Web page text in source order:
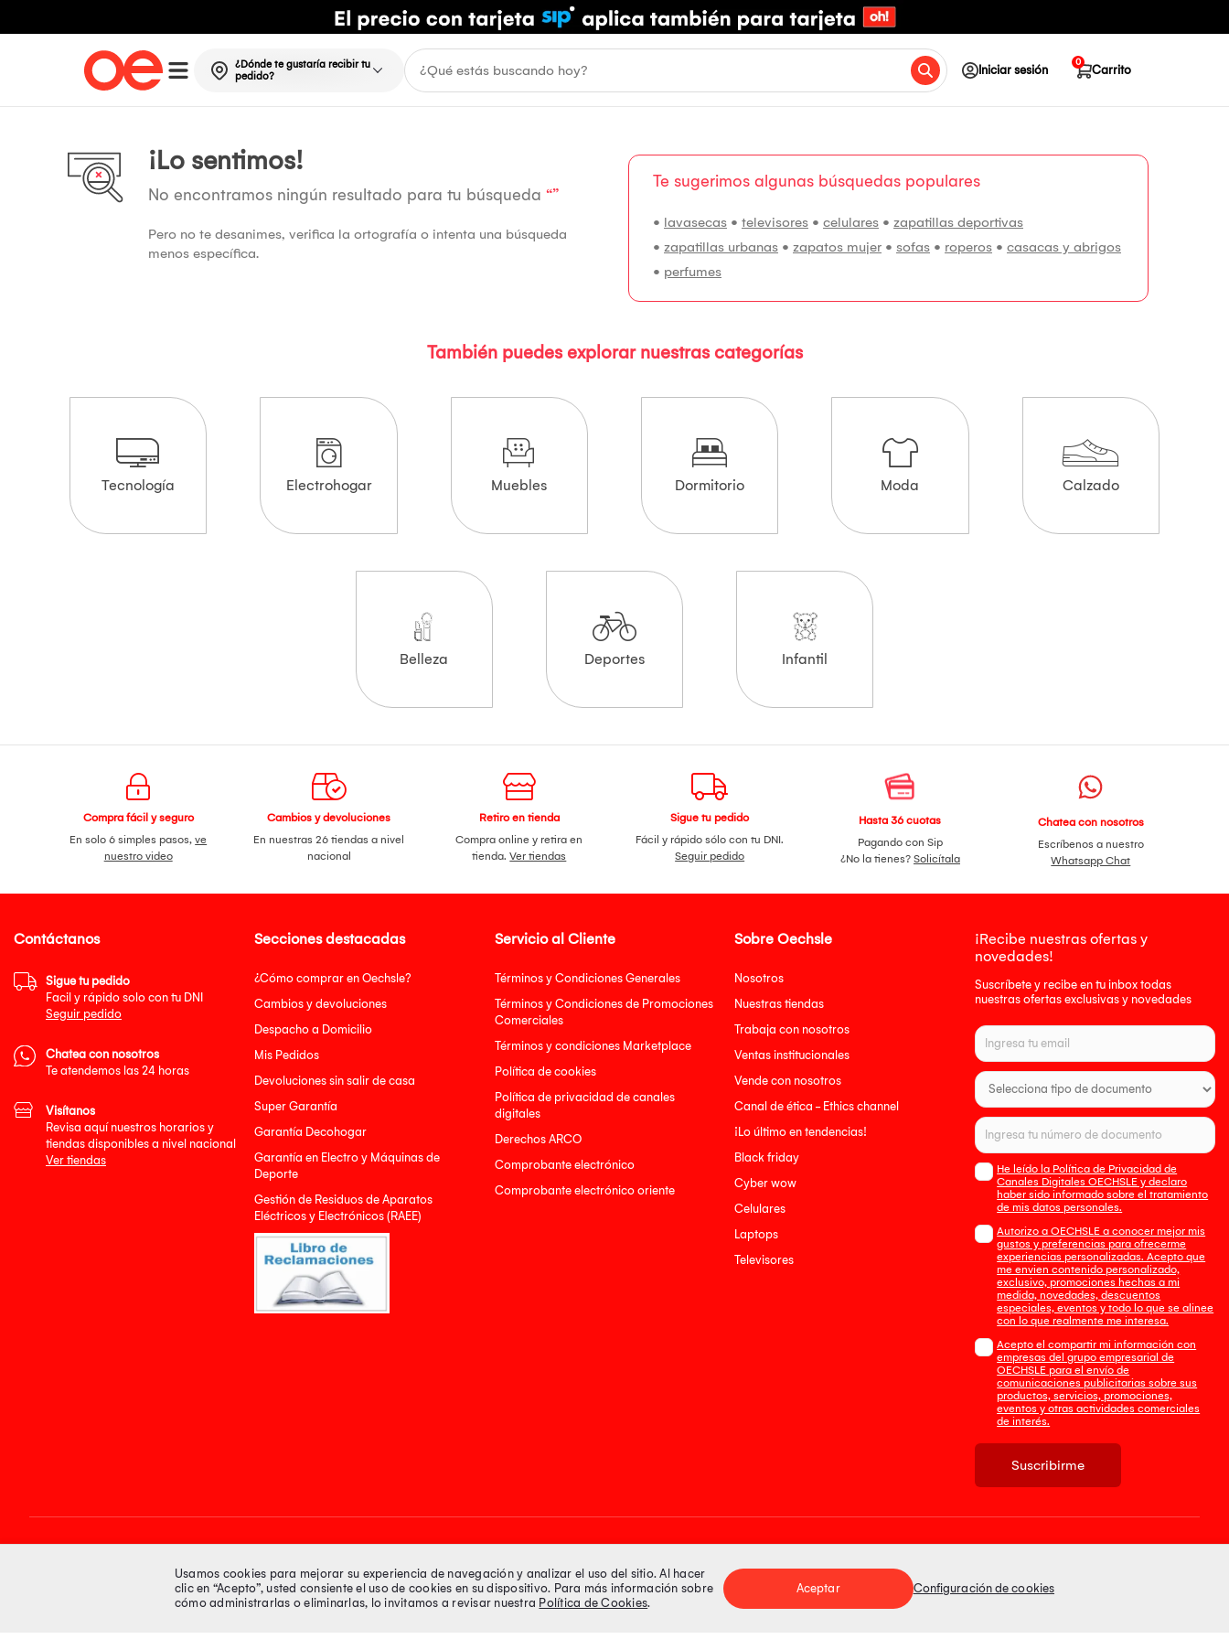
¿Dónde te gustaría recibir tu
pedido?
Iniciar sesión Carrito
0
¡Lo sentimos!
No encontramos ningún resultado para tu búsqueda “”
Pero no te desanimes, verifica la ortografía o intenta una búsqueda
menos específica.
Te sugerimos algunas búsquedas populares
• lavasecas • televisores • celulares • zapatillas deportivas
• zapatillas urbanas • zapatos mujer • sofas • roperos • casacas y abrigos
• perfumes
También puedes explorar nuestras categorías
Tecnología Electrohogar Muebles Dormitorio Moda Calzado
Belleza Deportes Infantil
Compra fácil y seguro
En solo 6 simples pasos,ve
nuestro video
Cambios y devoluciones
En nuestras 26 tiendas a nivel
nacional
Retiro en tienda
Compra online y retira en
tienda.Ver tiendas
Sigue tu pedido
Fácil y rápido sólo con tu DNI.
Seguir pedido
Hasta 36 cuotas
Pagando con Sip
¿No la tienes? Solicítala
Chatea con nosotros
Escríbenos a nuestro
Whatsapp Chat
Secciones destacadas
¿Cómo comprar en Oechsle?
Cambios y devoluciones
Despacho a Domicilio
Mis Pedidos
Devoluciones sin salir de casa
Super Garantía
Garantía Decohogar
Garantía en Electro y Máquinas de
Deporte
Gestión de Residuos de Aparatos
Eléctricos y Electrónicos (RAEE)
Servicio al Cliente
Términos y Condiciones Generales
Términos y Condiciones de Promociones
Comerciales
Términos y condiciones Marketplace
Política de cookies
Política de privacidad de canales
digitales
Derechos ARCO
Comprobante electrónico
Comprobante electrónico oriente
Sobre Oechsle
Nosotros
Nuestras tiendas
Trabaja con nosotros
Ventas institucionales
Vende con nosotros
Canal de ética - Ethics channel
¡Lo último en tendencias!
Black friday
Cyber wow
Celulares
Laptops
Televisores
¡Recibe nuestras ofertas y
novedades!
Suscríbete y recibe en tu inbox todas
nuestras ofertas exclusivas y novedades
He leído la Política de Privacidad de
Canales Digitales OECHSLE y declaro
haber sido informado sobre el tratamiento
de mis datos personales.
Autorizo a OECHSLE a conocer mejor mis
gustos y preferencias para ofrecerme
experiencias personalizadas. Acepto que
me envien contenido personalizado,
exclusivo, promociones hechas a mi
medida, novedades, descuentos
especiales, eventos y todo lo que se alinee
con lo que realmente me interesa.
Acepto el compartir mi información con
empresas del grupo empresarial de
OECHSLE para el envío de
comunicaciones publicitarias sobre sus
productos, servicios, promociones,
eventos y otras actividades comerciales
de interés.
Suscribirme
Contáctanos
Sigue tu pedido
Facil y rápido solo con tu DNI
Seguir pedido
Chatea con nosotros
Te atendemos las 24 horas
Visítanos
Revisa aquí nuestros horarios y
tiendas disponibles a nivel nacional
Ver tiendas
Síguenos en Medios de pago Tienda 100% Segura
Usamos cookies para mejorar su experiencia de navegación y analizar el uso del sitio. Al hacer
clic en “Acepto”, usted consiente el uso de cookies en su dispositivo. Para más información sobre
cómo administrarlas o eliminarlas, lo invitamos a revisar nuestra Política de Cookies.
Aceptar Configuración de cookies